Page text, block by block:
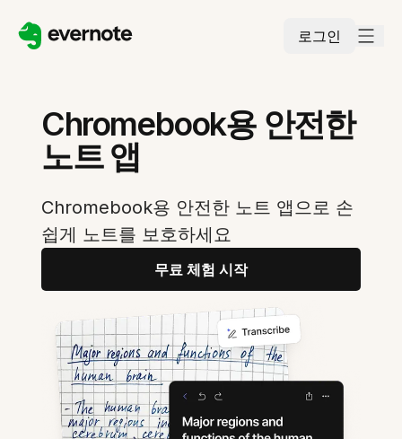
로그인
Chromebook용 안전한
노트 앱
Chromebook용 안전한 노트 앱으로 손
쉽게 노트를 보호하세요
무료 체험 시작